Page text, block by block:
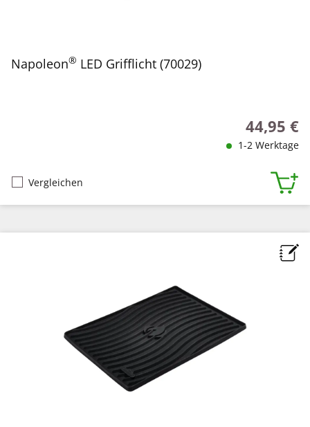
Napoleon® LED Grifflicht (70029)
Regulärer
44,95 €
1-2 Werktage
Vergleichen